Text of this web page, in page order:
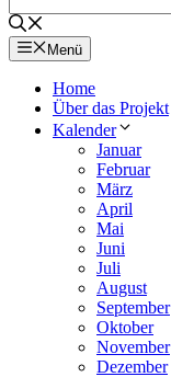
Menü
Home
Über das Projekt
Kalender
Januar
Februar
März
April
Mai
Juni
Juli
August
September
Oktober
November
Dezember